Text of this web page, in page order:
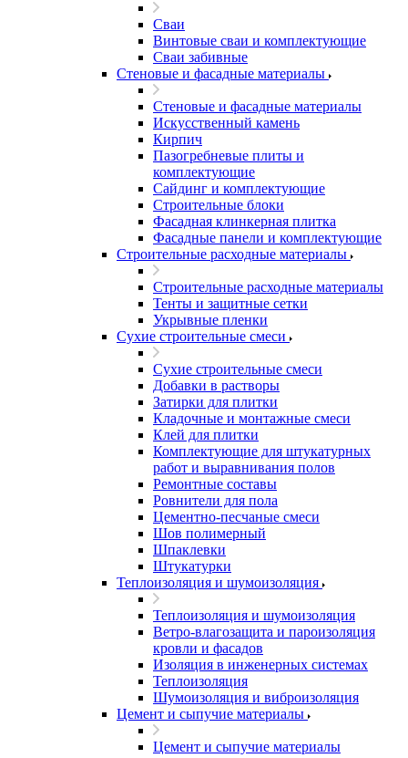
Сваи
Винтовые сваи и комплектующие
Сваи забивные
Стеновые и фасадные материалы
Стеновые и фасадные материалы
Искусственный камень
Кирпич
Пазогребневые плиты и
комплектующие
Сайдинг и комплектующие
Строительные блоки
Фасадная клинкерная плитка
Фасадные панели и комплектующие
Строительные расходные материалы
Строительные расходные материалы
Тенты и защитные сетки
Укрывные пленки
Сухие строительные смеси
Сухие строительные смеси
Добавки в растворы
Затирки для плитки
Кладочные и монтажные смеси
Клей для плитки
Комплектующие для штукатурных
работ и выравнивания полов
Ремонтные составы
Ровнители для пола
Цементно-песчаные смеси
Шов полимерный
Шпаклевки
Штукатурки
Теплоизоляция и шумоизоляция
Теплоизоляция и шумоизоляция
Ветро-влагозащита и пароизоляция
кровли и фасадов
Изоляция в инженерных системах
Теплоизоляция
Шумоизоляция и виброизоляция
Цемент и сыпучие материалы
Цемент и сыпучие материалы